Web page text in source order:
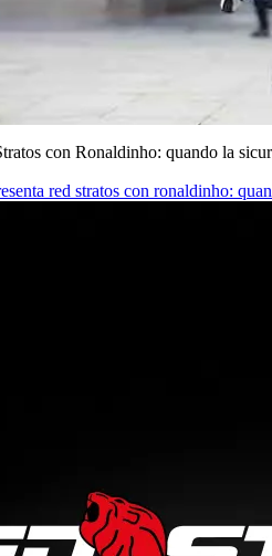
con Ronaldinho: quando la
red stratos con ronaldinho: